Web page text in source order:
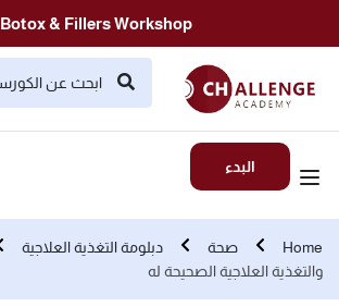
Botox & Fillers Workshop
البدء
Home صحة دبلومة التغذية العلاجية
والتغذية العلاجية الصحيحة له